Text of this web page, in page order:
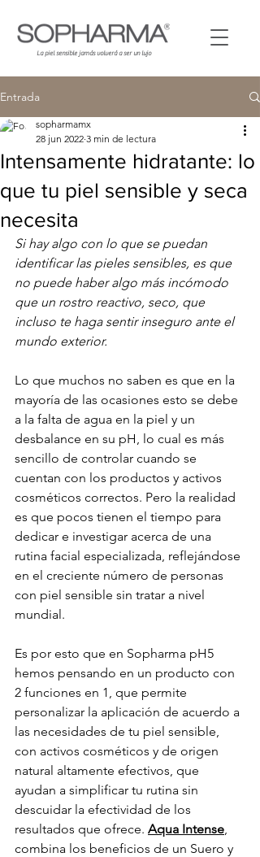
La piel sensible jamás volverá aserun lujo
Entrada
Intensamente hidratante: lo
que tu piel sensible y seca
necesita
sopharmamx
28 jun 2022 3 min de lectura
Si hay algo con lo que se puedan
identificar las pieles sensibles, es que
no puede haber algo más incómodo
que un rostro reactivo, seco, que
incluso te haga sentir inseguro ante el
mundo exterior.
Lo que muchos no saben es que en la
mayoría de las ocasiones esto se debe
a la falta de agua en la piel y un
desbalance en su pH, lo cual es más
sencillo de controlar cuando se
cuentan con los productos y activos
cosméticos correctos. Pero la realidad
es que pocos tienen el tiempo para
dedicar e investigar acerca de una
rutina facial especializada, reflejándose
en el creciente número de personas
con piel sensible sin tratar a nivel
mundial.
Es por esto que en Sopharma pH5
hemos pensando en un producto con
2 funciones en 1, que permite
personalizar la aplicación de acuerdo a
las necesidades de tu piel sensible,
con activos cosméticos y de origen
natural altamente efectivos, que
ayudan a simplificar tu rutina sin
descuidar la efectividad de los
resultados que ofrece. Aqua Intense,
combina los beneficios de un Suero y